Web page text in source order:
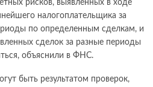
рисков, выявленных в ходе
налогоплательщика за
по определенным сделкам, и
сделок за разные периоды
объяснили в ФНС.
быть результатом проверок,